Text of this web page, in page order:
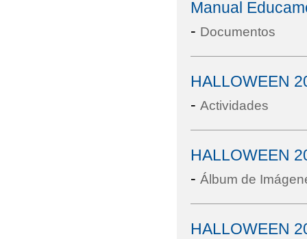
Manual
- Documentos
HALLOWEEN
- Actividades
HALLOWEEN
- Álbum de
HALLOWEEN